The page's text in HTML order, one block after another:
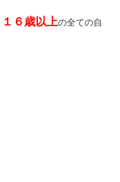
６歳以上の全ての自